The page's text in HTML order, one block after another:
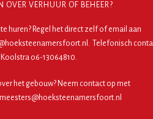
OVER VERHUUR OF BEHEER?
huren? Regel het direct zelfof email aan
Telefonisch
o6-13064810.
het gebouw? Neem contact op met